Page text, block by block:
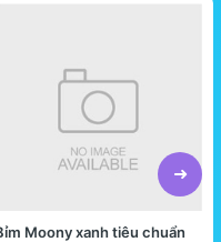
Moony xanh tiêu chuẩn